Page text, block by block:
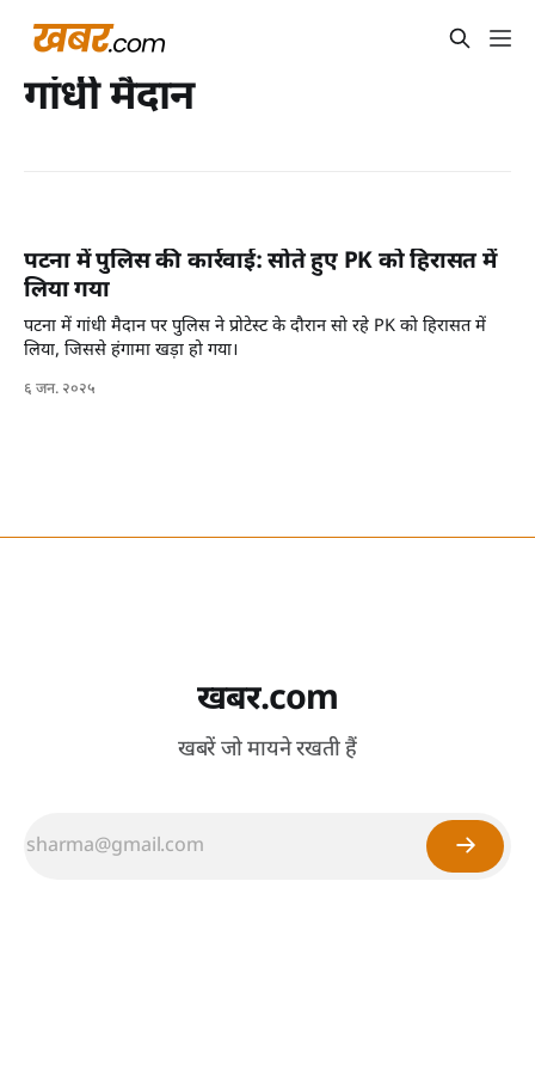
गांधी मैदान
पटना में पुलिस की कार्रवाई: सोते हुए PK को हिरासत में
लिया गया
पटना में गांधी मैदान पर पुलिस ने प्रोटेस्ट के दौरान सो रहे PK को हिरासत में
लिया, जिससे हंगामा खड़ा हो गया।
६ जन. २०२५
खबर.com
खबरें जो मायने रखती हैं